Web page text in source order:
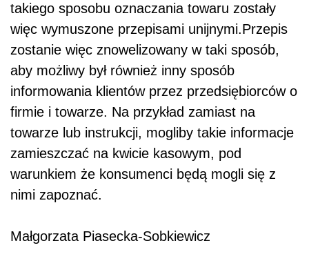
takiego sposobu oznaczania towaru zostały
więc wymuszone przepisami unijnymi.Przepis
zostanie więc znowelizowany w taki sposób,
aby możliwy był również inny sposób
informowania klientów przez przedsiębiorców o
firmie i towarze. Na przykład zamiast na
towarze lub instrukcji, mogliby takie informacje
zamieszczać na kwicie kasowym, pod
warunkiem że konsumenci będą mogli się z
nimi zapoznać.
Małgorzata Piasecka-Sobkiewicz